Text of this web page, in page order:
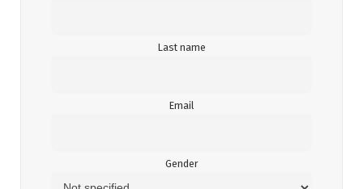
Last name
Email
Gender